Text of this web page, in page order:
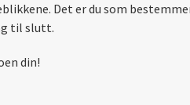
Det er du som
til slutt.
din!